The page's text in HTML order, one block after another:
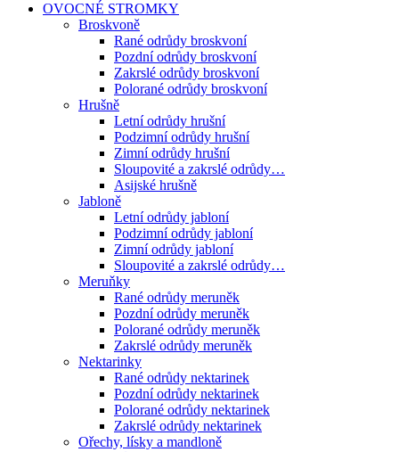
OVOCNÉ STROMKY
Broskvoně
Rané odrůdy broskvoní
Pozdní odrůdy broskvoní
Zakrslé odrůdy broskvoní
Polorané odrůdy broskvoní
Hrušně
Letní odrůdy hrušní
Podzimní odrůdy hrušní
Zimní odrůdy hrušní
Sloupovité a zakrslé odrůdy…
Asijské hrušně
Jabloně
Letní odrůdy jabloní
Podzimní odrůdy jabloní
Zimní odrůdy jabloní
Sloupovité a zakrslé odrůdy…
Meruňky
Rané odrůdy meruněk
Pozdní odrůdy meruněk
Polorané odrůdy meruněk
Zakrslé odrůdy meruněk
Nektarinky
Rané odrůdy nektarinek
Pozdní odrůdy nektarinek
Polorané odrůdy nektarinek
Zakrslé odrůdy nektarinek
Ořechy, lísky a mandloně